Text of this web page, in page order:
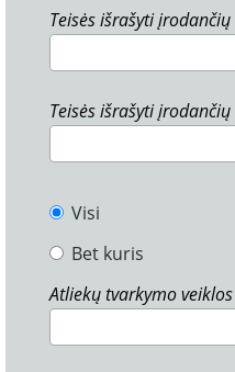
Teisės išrašyti
Teisės išrašyti
Visi
Bet kuris
Atliekų tvarkymo